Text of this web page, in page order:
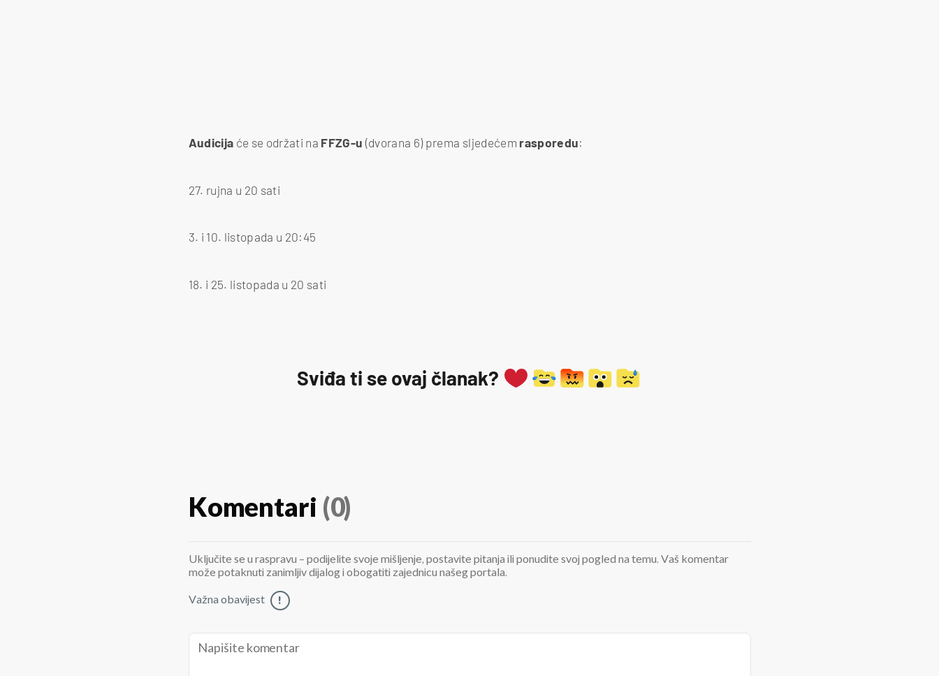
Audicija će se održati na FFZG-u (dvorana 6) prema sljedećem rasporedu:
27. rujna u 20 sati
3. i 10. listopada u 20:45
18. i 25. listopada u 20 sati
Sviđa ti se ovaj članak?
Komentari (0)
Uključite se u raspravu – podijelite svoje mišljenje, postavite pitanja ili ponudite svoj pogled na temu. Vaš komentar
može potaknuti zanimljiv dijalog i obogatiti zajednicu našeg portala.
Važna obavijest !